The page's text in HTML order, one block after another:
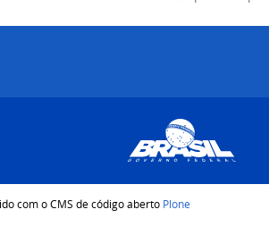
com o CMS de código aberto Plone